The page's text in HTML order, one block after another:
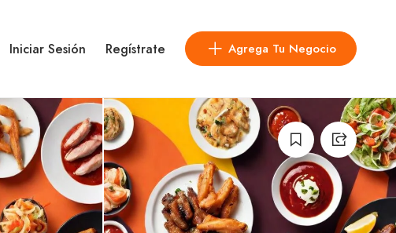
Iniciar Sesión Regístrate Agrega Tu Negocio